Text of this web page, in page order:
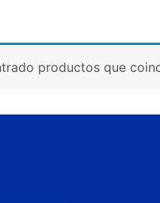
productos que